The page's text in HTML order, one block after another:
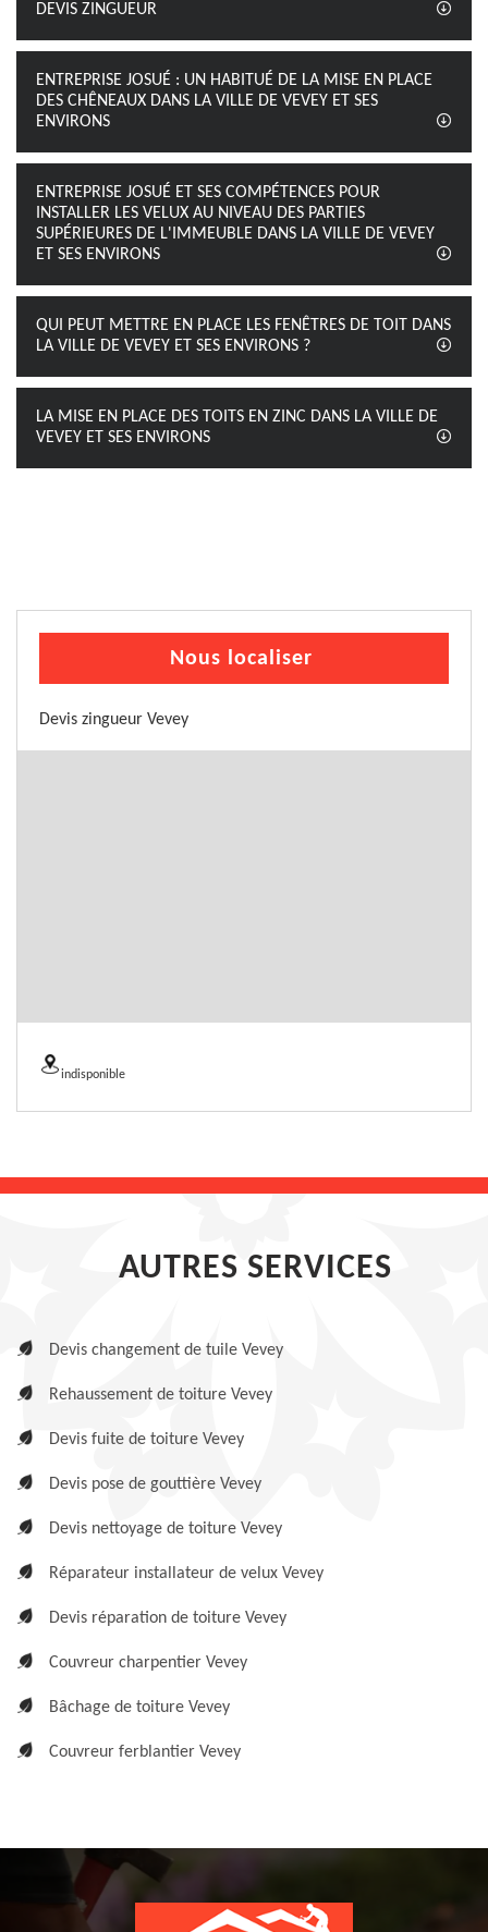
DEVIS ZINGUEUR
ENTREPRISE JOSUÉ : UN HABITUÉ DE LA MISE EN PLACE
DES CHÊNEAUX DANS LA VILLE DE VEVEY ET SES
ENVIRONS
ENTREPRISE JOSUÉ ET SES COMPÉTENCES POUR
INSTALLER LES VELUX AU NIVEAU DES PARTIES
SUPÉRIEURES DE L'IMMEUBLE DANS LA VILLE DE VEVEY
ET SES ENVIRONS
QUI PEUT METTRE EN PLACE LES FENÊTRES DE TOIT DANS
LA VILLE DE VEVEY ET SES ENVIRONS ?
LA MISE EN PLACE DES TOITS EN ZINC DANS LA VILLE DE
VEVEY ET SES ENVIRONS
Nous localiser
Devis zingueur Vevey
indisponible
AUTRES SERVICES
Devis changement de tuile Vevey
Rehaussement de toiture Vevey
Devis fuite de toiture Vevey
Devis pose de gouttière Vevey
Devis nettoyage de toiture Vevey
Réparateur installateur de velux Vevey
Devis réparation de toiture Vevey
Couvreur charpentier Vevey
Bâchage de toiture Vevey
Couvreur ferblantier Vevey